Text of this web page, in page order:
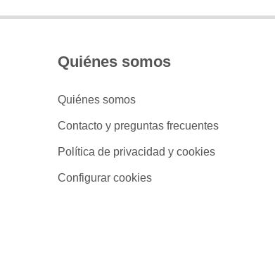
Quiénes somos
Quiénes somos
Contacto y preguntas frecuentes
Política de privacidad y cookies
Configurar cookies